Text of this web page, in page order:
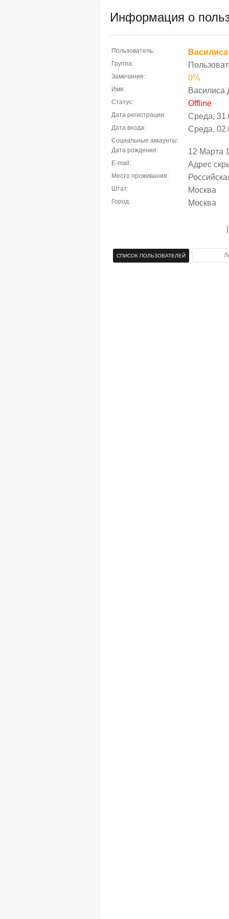
Информация о
Пользователь: Василиса
Группа:
Замечания: 0%
Имя: Василиса
Статус: Offline
Дата регистрации: Среда,
Дата входа: Среда,
Социальные аккаунты:
Дата рождения:
12 Марта
E-mail: Адрес
Место проживания:
Штат: Москва
Город: Москва